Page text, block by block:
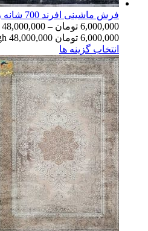
فرش ماشینی افرند 700 شانه زمینه طوسی متالیک کد 7774
6,000,000 تومان –
48,000,000
6,000,000 تومان through 48,000,000 تومان
انتخاب گزینه ها